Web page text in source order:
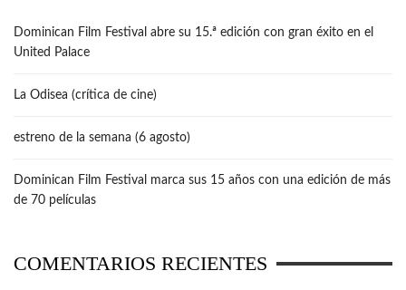
Dominican Film Festival abre su 15.ª edición con gran éxito en el
United Palace
La Odisea (crítica de cine)
estreno de la semana (6 agosto)
Dominican Film Festival marca sus 15 años con una edición de más
de 70 películas
COMENTARIOS RECIENTES